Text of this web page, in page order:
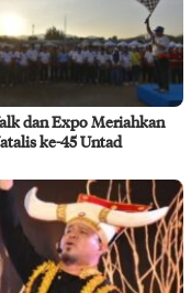
dan Expo Meriahkan
ke-45 Untad